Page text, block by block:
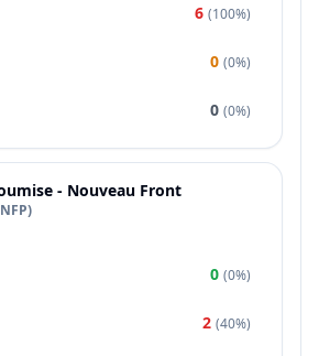
6 (100%)
0 (0%)
0 (0%)
- Nouveau Front
)
0 (0%)
2 (40%)